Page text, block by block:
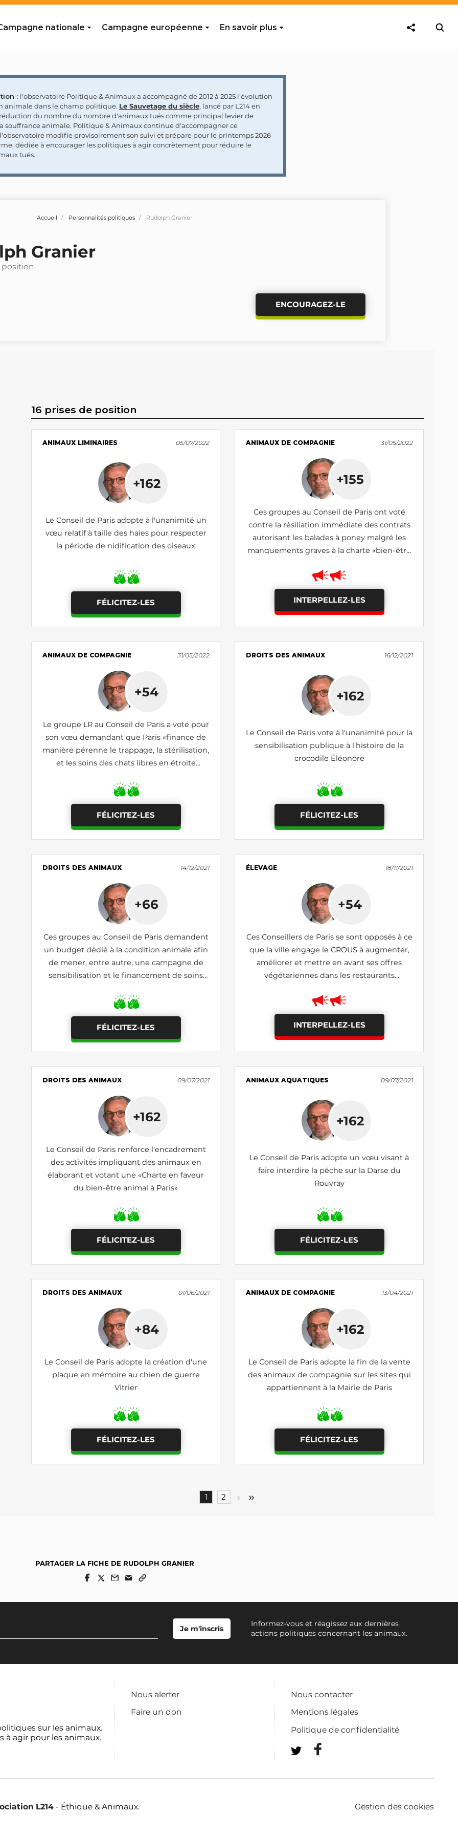
nationale Campagne européenne En savoir plus
: l'observatoire Politique & Animaux a accompagné de 2012 à 2025 l'évolution
animale dans le champ politique. Le Sauvetage du siècle, lancé par L214 en
réduction du nombre du nombre d'animaux tués comme principal levier de
souffrance animale. Politique & Animaux continue d'accompagner ce
modifie provisoirement son suivi et prépare pour le printemps 2026
dédiée à encourager les politiques à agir concrètement pour réduire le
tués.
Accueil Personnalités politiques Rudolph Granier
Granier
position
ENCOURAGEZ-LE
16 prises de position
ANIMAUX LIMINAIRES 05/07/2022
+162
Le Conseil de Paris adopte à l'unanimité un
vœu relatif à taille des haies pour respecter
la période de nidification des oiseaux
FÉLICITEZ-LES
ANIMAUX DE COMPAGNIE 31/05/2022
+155
Ces groupes au Conseil de Paris ont voté
contre la résiliation immédiate des contrats
autorisant les balades à poney malgré les
manquements graves à la charte «bien-être
INTERPELLEZ-LES
ANIMAUX DE COMPAGNIE 31/05/2022
+54
Le groupe LR au Conseil de Paris a voté pour
son vœu demandant que Paris «finance de
manière pérenne le trappage, la stérilisation,
et les soins des chats libres en étroite
FÉLICITEZ-LES
DROITS DES ANIMAUX 16/12/2021
+162
Le Conseil de Paris vote à l'unanimité pour la
sensibilisation publique à l’histoire de la
crocodile Éléonore
FÉLICITEZ-LES
DROITS DES ANIMAUX 14/12/2021
+66
Ces groupes au Conseil de Paris demandent
un budget dédié à la condition animale afin
de mener, entre autre, une campagne de
sensibilisation et le financement de soins
économique
FÉLICITEZ-LES
ÉLEVAGE 18/11/2021
+54
Ces Conseillers de Paris se sont opposés à ce
que la ville engage le CROUS à augmenter,
améliorer et mettre en avant ses offres
végétariennes dans les restaurants
INTERPELLEZ-LES
DROITS DES ANIMAUX 09/07/2021
+162
Le Conseil de Paris renforce l'encadrement
des activités impliquant des animaux en
élaborant et votant une «Charte en faveur
du bien-être animal à Paris»
FÉLICITEZ-LES
ANIMAUX AQUATIQUES 09/07/2021
+162
Le Conseil de Paris adopte un vœu visant à
faire interdire la pêche sur la Darse du
Rouvray
FÉLICITEZ-LES
DROITS DES ANIMAUX 01/06/2021
+84
Le Conseil de Paris adopte la création d'une
plaque en mémoire au chien de guerre
Vitrier
FÉLICITEZ-LES
ANIMAUX DE COMPAGNIE 13/04/2021
+162
Le Conseil de Paris adopte la fin de la vente
des animaux de compagnie sur les sites qui
appartiennent à la Mairie de Paris
FÉLICITEZ-LES
1 2
PARTAGER LA FICHE DE RUDOLPH GRANIER
Informez-vous et réagissez aux dernières
actions politiques concernant les animaux.
sur les animaux.
à agir pour les animaux.
Nous alerter
Faire un don
Nous contacter
Mentions légales
Politique de confidentialité
L214 - Éthique & Animaux. Gestion des cookies